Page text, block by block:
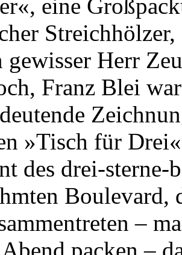
eine
gewisser Herr
Franz Blei
»Tisch für
des drei-
Boulevard,
–